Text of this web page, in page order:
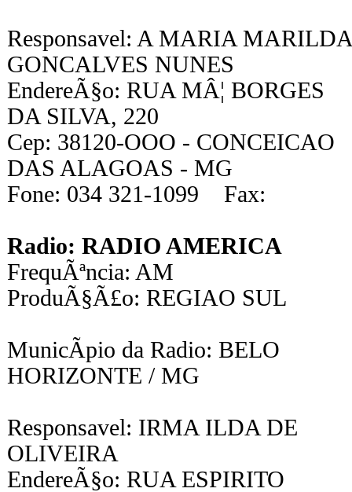
Responsavel: A MARIA MARILDA
GONCALVES NUNES
EndereÃ§o: RUA MÂ¦ BORGES
DA SILVA, 220
Cep: 38120-OOO - CONCEICAO
DAS ALAGOAS - MG
Fone: 034 321-1099 Fax:
Radio: RADIO AMERICA
FrequÃªncia: AM
ProduÃ§Ã£o: REGIAO SUL
MunicÃ­pio da Radio: BELO
HORIZONTE / MG
Responsavel: IRMA ILDA DE
OLIVEIRA
EndereÃ§o: RUA ESPIRITO